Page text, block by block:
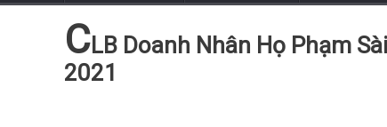
CLB Doanh Nhân Họ Phạm
2021